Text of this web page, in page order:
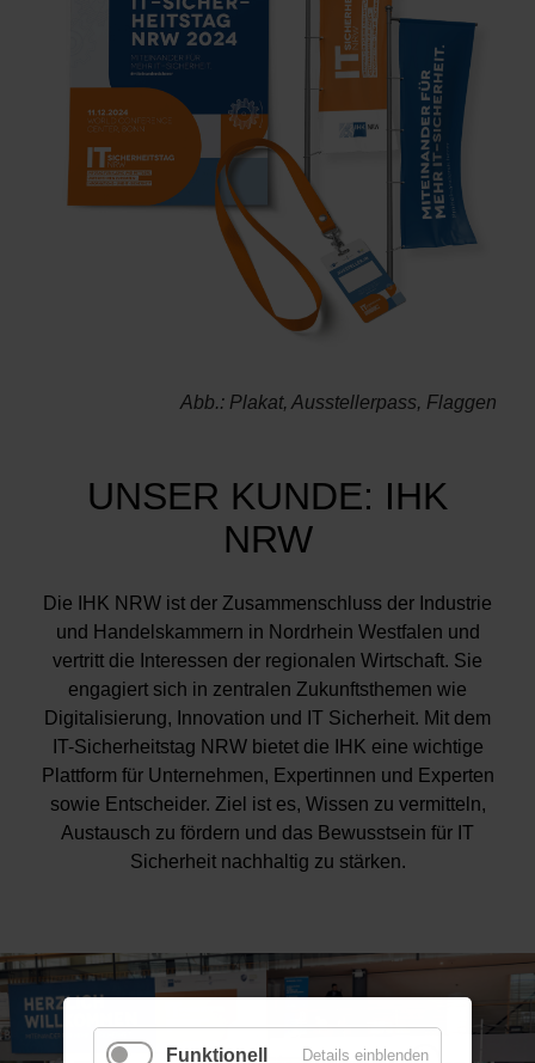
Abb.: Plakat, Ausstellerpass, Flaggen
UNSER KUNDE: IHK
NRW
Die IHK NRW ist der Zusammenschluss der Industrie
und Handelskammern in Nordrhein Westfalen und
vertritt die Interessen der regionalen Wirtschaft. Sie
engagiert sich in zentralen Zukunftsthemen wie
Digitalisierung, Innovation und IT Sicherheit. Mit dem
IT-Sicherheitstag NRW bietet die IHK eine wichtige
Plattform für Unternehmen, Expertinnen und Experten
sowie Entscheider. Ziel ist es, Wissen zu vermitteln,
Austausch zu fördern und das Bewusstsein für IT
Sicherheit nachhaltig zu stärken.
Funktionell Details einblenden